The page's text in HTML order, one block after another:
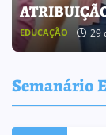
BOLETIM
BOLETIM
Semanário